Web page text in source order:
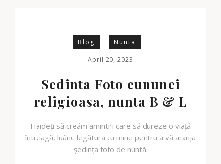
Blog Nunta
April 20, 2023
Sedinta Foto cununei
religioasa, nunta B & L
Haideți să creăm amintiri care să dureze o viață
întreagă, luând legătura cu mine pentru a vă aranja
ședința foto de nuntă.